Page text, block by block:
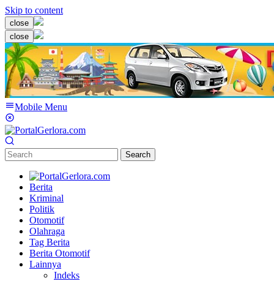
Skip to content
close
close
Mobile Menu
Search
Berita
Kriminal
Politik
Otomotif
Olahraga
Tag Berita
Berita Otomotif
Lainnya
Indeks